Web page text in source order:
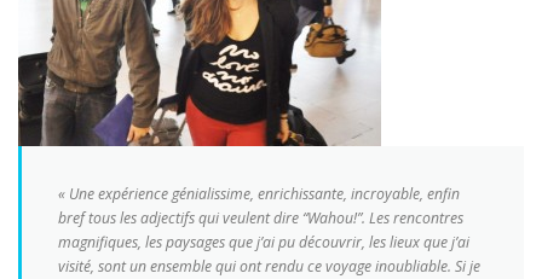
« Une expérience génialissime, enrichissante, incroyable, enfin
bref tous les adjectifs qui veulent dire “Wahou!”. Les rencontres
magnifiques, les paysages que j’ai pu découvrir, les lieux que j’ai
visité, sont un ensemble qui ont rendu ce voyage inoubliable. Si je